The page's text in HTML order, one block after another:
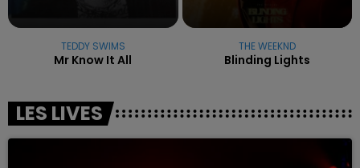
TEDDY SWIMS
Mr Know It All
THE WEEKND
Blinding Lights
LES LIVES